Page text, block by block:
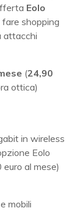
Eolo
fare shopping
attacchi
(24,90
ottica)
in wireless
Eolo
al mese)
mobili